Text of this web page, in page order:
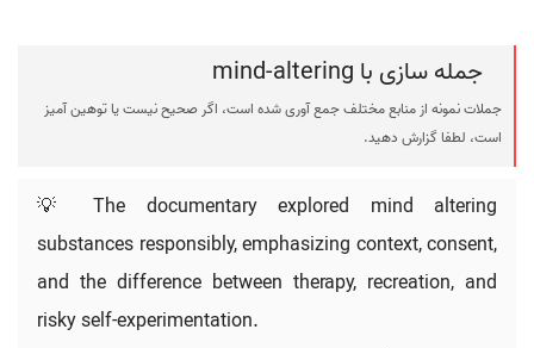
جمله سازی با mind-altering
جملات نمونه از منابع مختلف جمع آوری شده است، اگر صحیح نیست یا توهین آمیز
است، لطفا گزارش دهید.
💡 The documentary explored mind altering
substances responsibly, emphasizing context, consent,
and the difference between therapy, recreation, and
risky self-experimentation.